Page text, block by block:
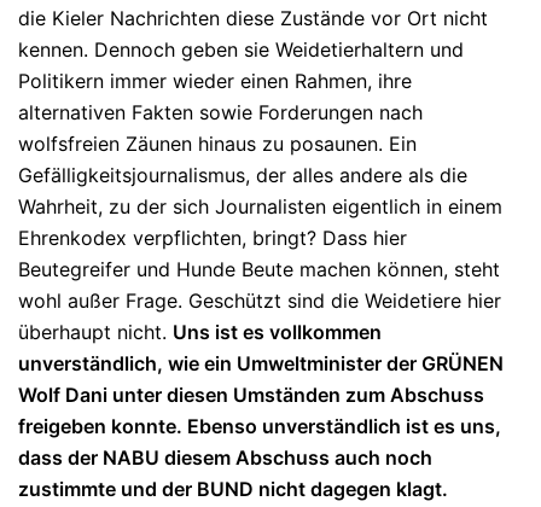
die Kieler Nachrichten diese Zustände vor Ort nicht
kennen. Dennoch geben sie Weidetierhaltern und
Politikern immer wieder einen Rahmen, ihre
alternativen Fakten sowie Forderungen nach
wolfsfreien Zäunen hinaus zu posaunen. Ein
Gefälligkeitsjournalismus, der alles andere als die
Wahrheit, zu der sich Journalisten eigentlich in einem
Ehrenkodex verpflichten, bringt? Dass hier
Beutegreifer und Hunde Beute machen können, steht
wohl außer Frage. Geschützt sind die Weidetiere hier
überhaupt nicht. Uns ist es vollkommen
unverständlich, wie ein Umweltminister der GRÜNEN
Wolf Dani unter diesen Umständen zum Abschuss
freigeben konnte. Ebenso unverständlich ist es uns,
dass der NABU diesem Abschuss auch noch
zustimmte und der BUND nicht dagegen klagt.